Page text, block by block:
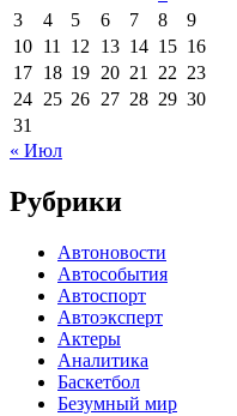
3
4 5 6 7 8
9
10 11 12 13 14 15 16
17 18 19 20 21 22 23
24 25 26 27 28 29 30
31
« Июл
Рубрики
Автоновости
Автособытия
Автоспорт
Автоэксперт
Актеры
Аналитика
Баскетбол
Безумный мир